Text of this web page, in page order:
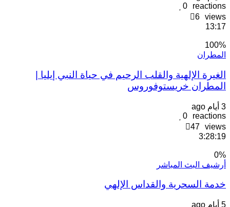
100
الإلهية والقلب الرحيم في حياة النبي إيليا |
خريستوفوروس
47
0
البث المباشر
السحرية والقداس الإلهي